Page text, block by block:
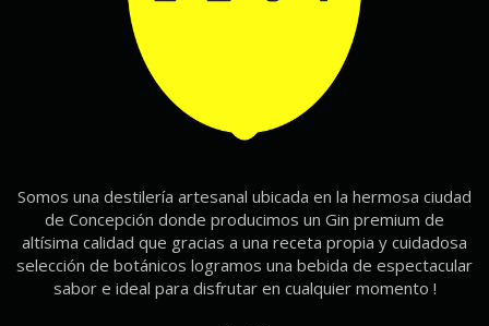
Somos una destilería artesanal ubicada en la hermosa ciudad
de Concepción donde producimos un Gin premium de
altísima calidad que gracias a una receta propia y cuidadosa
selección de botánicos logramos una bebida de espectacular
sabor e ideal para disfrutar en cualquier momento !